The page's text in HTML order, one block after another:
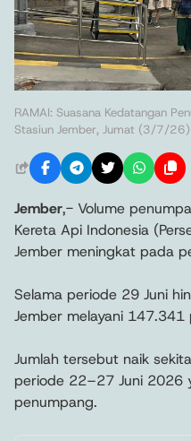
RAMAI: Suasana Kedatangan
Stasiun Jember, Jumat (3/7/
Jember,- Volume
Kereta Api Indonesia
Jember meningkat pada
Selama periode 29 Juni
Jember melayani
Jumlah tersebut naik
periode 22–27 Juni
penumpang.